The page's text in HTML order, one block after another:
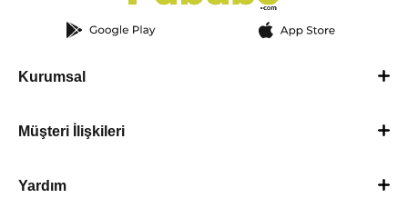
Kurumsal
Müşteri İlişkileri
Yardım